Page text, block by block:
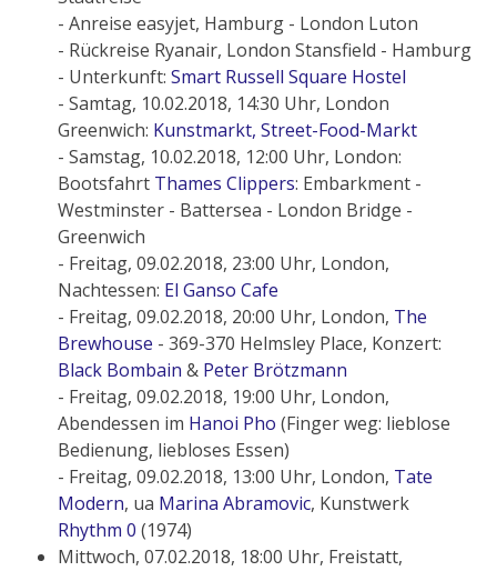
- Anreise easyjet, Hamburg - London Luton
- Rückreise Ryanair, London Stansfield - Hamburg
- Unterkunft: Smart Russell Square Hostel
- Samtag, 10.02.2018, 14:30 Uhr, London
Greenwich: Kunstmarkt, Street-Food-Markt
- Samstag, 10.02.2018, 12:00 Uhr, London:
Bootsfahrt Thames Clippers: Embarkment -
Westminster - Battersea - London Bridge -
Greenwich
- Freitag, 09.02.2018, 23:00 Uhr, London,
Nachtessen: El Ganso Cafe
- Freitag, 09.02.2018, 20:00 Uhr, London, The
Brewhouse - 369-370 Helmsley Place, Konzert:
Black Bombain & Peter Brötzmann
- Freitag, 09.02.2018, 19:00 Uhr, London,
Abendessen im Hanoi Pho (Finger weg: lieblose
Bedienung, liebloses Essen)
- Freitag, 09.02.2018, 13:00 Uhr, London, Tate
Modern, ua Marina Abramovic, Kunstwerk
Rhythm 0 (1974)
Mittwoch, 07.02.2018, 18:00 Uhr, Freistatt,